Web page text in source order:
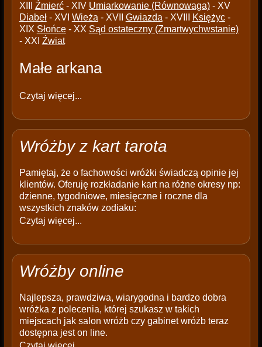
XIII Źmierć- XIV Umiarkowanie (Równowaga)- XV
Diabeł- XVI Wieża - XVII Gwiazda - XVIII Księżyc-
XIX Słońce- XX Sąd ostateczny (Zmartwychwstanie)
- XXI Źwiat
Małe arkana
Czytaj więcej...
Wróżby z kart tarota
Pamiętaj, że o fachowości wróżki świadczą opinie jej
klientów. Oferuję rozkładanie kart na różne okresy np:
dzienne, tygodniowe, miesięczne i roczne dla
wszystkich znaków zodiaku:
Czytaj więcej...
Wróżby online
Najlepsza, prawdziwa, wiarygodna i bardzo dobra
wróżka z polecenia, której szukasz w takich
miejscach jak salon wróżb czy gabinet wróżb teraz
dostępna jest on line.